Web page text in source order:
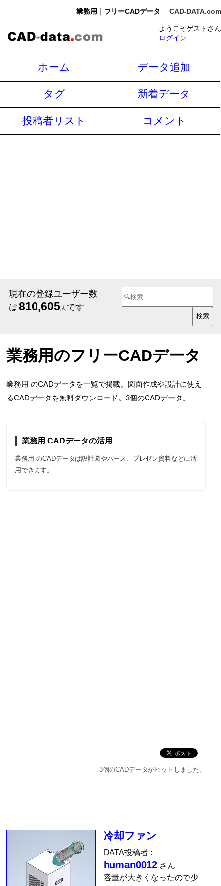
業務用｜フリーCADデータ CAD-DATA.com
ようこそゲストさん
ログイン
ホーム データ追加
タグ 新着データ
投稿者リスト コメント
現在の登録ユーザー数
は810,605人 です
業務用のフリーCADデータ
業務用 のCADデータを一覧で掲載。図面作成や設計に使え
るCADデータを無料ダウンロード。3個のCADデータ。
業務用 CADデータの活用
業務用 のCADデータは設計図やパース、プレゼン資料などに活
用できます。
3個のCADデータがヒットしました。
冷却ファン
DATA投稿者：
human0012 さん
容量が大きくなったので少